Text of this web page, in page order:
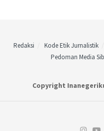
Redaksi Kode Etik Jurnalistik
Pedoman Media
Copyright